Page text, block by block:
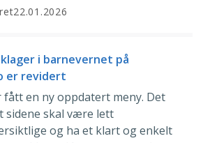
22.01.2026
i barnevernet på
er revidert
fått en ny oppdatert meny. Det
sidene skal være lett
og ha et klart og enkelt